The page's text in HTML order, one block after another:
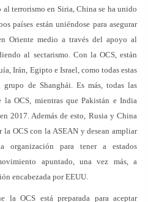
terrorismo en Siria, China se ha unido
países están uniéndose para asegurar
Oriente medio a través del apoyo al
al sectarismo. Con la OCS, están
Irán, Egipto e Israel, como todas estas
de Shanghái. Es más, todas las
la OCS, mientras que Pakistán e India
2017. Además de esto, Rusia y China
la OCS con la ASEAN y desean ampliar
organización para tener a estados
apuntado, una vez más, a
encabezada por EEUU.
la OCS está preparada para aceptar